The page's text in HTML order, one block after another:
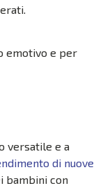
emotivo e per
versatile e a
di nuove
bambini con